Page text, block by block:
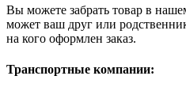
Вы можете забрать товар в
может ваш друг или
на кого оформлен заказ.
Транспортные компании: